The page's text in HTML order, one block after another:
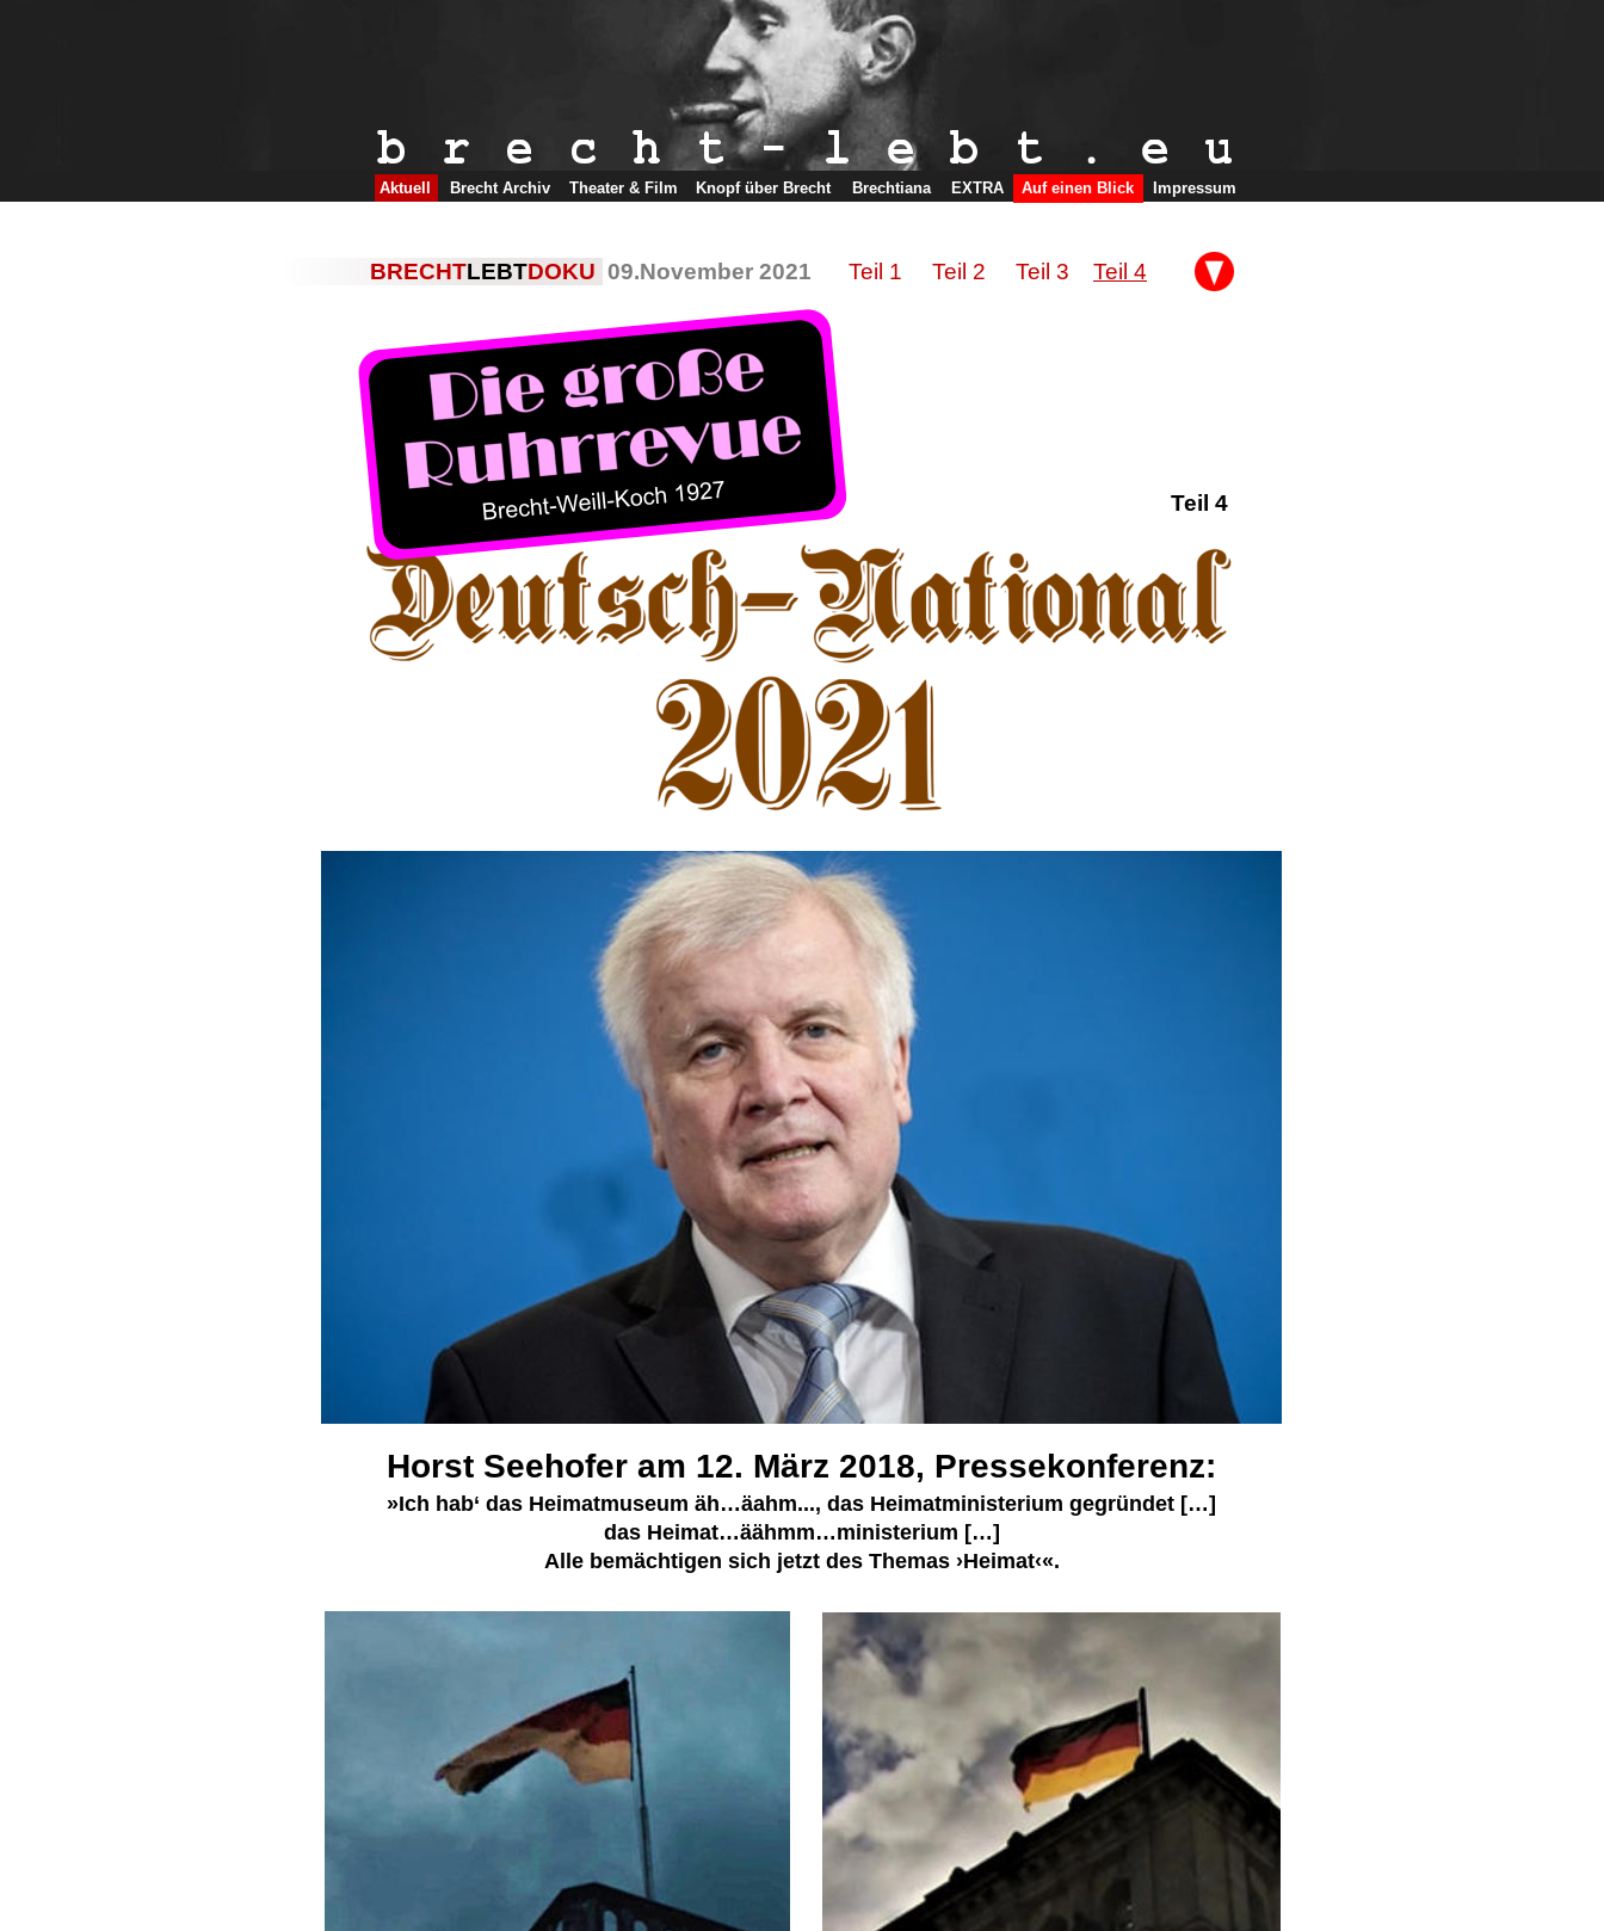
Teil 1     Teil 2     Teil 3 Teil 4
Horst Seehofer am 12. März 2018, Pressekonferenz:
»Ich hab‘ das Heimatmuseum äh…äahm..., das Heimatministerium gegründet […]
das Heimat…äähmm…ministerium […]
Alle bemächtigen sich jetzt des Themas ›Heimat‹«.
Teil 4
BRECHTLEBTDOKU 09.November 2021
Impressum
Knopf über Brecht EXTRA
Theater & Film
Brecht Archiv Brechtiana
Aktuell Auf einen Blick